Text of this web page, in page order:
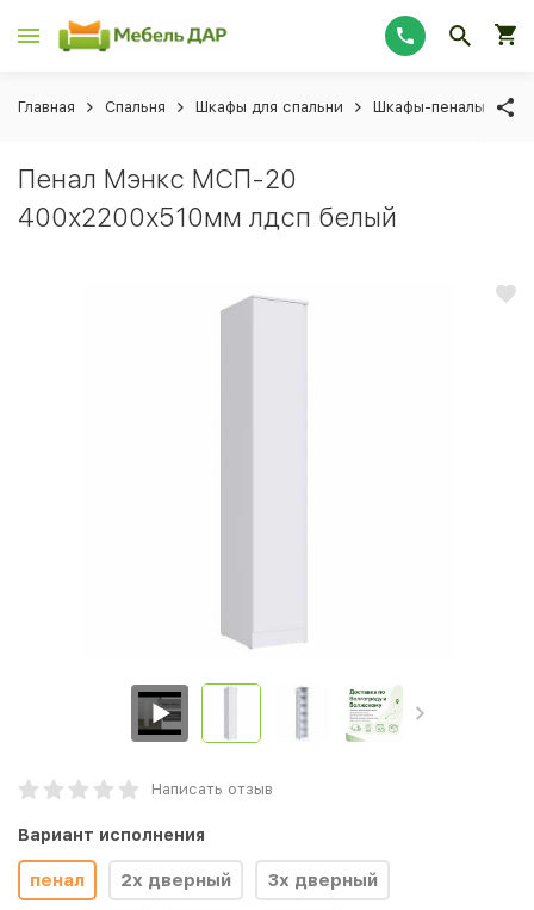
Главная Спальня Шкафы для спальни Шкафы-пеналы для
Пенал Мэнкс МСП-20
400х2200х510мм лдсп белый
Написать отзыв
Вариант исполнения
пенал 2х дверный 3х дверный